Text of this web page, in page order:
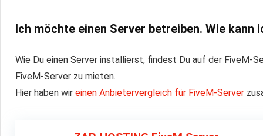
Ich möchte einen Server betreiben. Wie kann
Wie Du einen Server installierst, findest Du auf der
FiveM-Server zu mieten.
Hier haben wir einen Anbietervergleich für FiveM-Server